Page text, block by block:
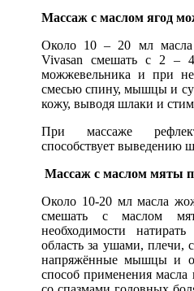
Массаж с маслом ягод
Около 10 – 20 мл
Vivasan смешать с 2 –
можжевельника и при
смесью спину, мышцы и
кожу, выводя шлаки и
При массаже
способствует выведению
Массаж с маслом мяты
Около 10-20 мл масла
смешать с маслом
необходимости
область за ушами, плечи,
напряжённые мышцы и
способ применения масла